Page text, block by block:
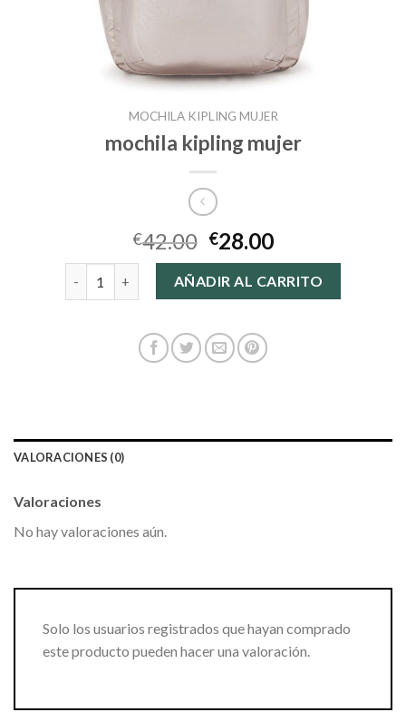
MOCHILA KIPLING MUJER
mochila kipling mujer
€42.00 €28.00
mochila kipling mujer cantidadAÑADIR AL CARRITO
VALORACIONES (0)
Valoraciones
No hay valoraciones aún.
Solo los usuarios registrados que hayan comprado
este producto pueden hacer una valoración.